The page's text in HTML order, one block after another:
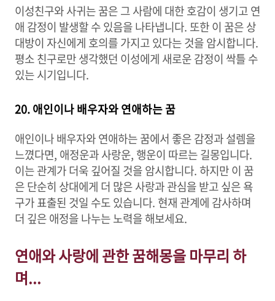
이성친구와 사귀는 꿈은 그 사람에 대한 호감이 생기고 연
애 감정이 발생할 수 있음을 나타냅니다. 또한 이 꿈은 상
대방이 자신에게 호의를 가지고 있다는 것을 암시합니다.
평소 친구로만 생각했던 이성에게 새로운 감정이 싹틀 수
있는 시기입니다.
20. 애인이나 배우자와 연애하는 꿈
애인이나 배우자와 연애하는 꿈에서 좋은 감정과 설렘을
느꼈다면, 애정운과 사랑운, 행운이 따르는 길몽입니다.
이는 관계가 더욱 깊어질 것을 암시합니다. 하지만 이 꿈
은 단순히 상대에게 더 많은 사랑과 관심을 받고 싶은 욕
구가 표출된 것일 수도 있습니다. 현재 관계에 감사하며
더 깊은 애정을 나누는 노력을 해보세요.
연애와 사랑에 관한 꿈해몽을 마무리 하
며...